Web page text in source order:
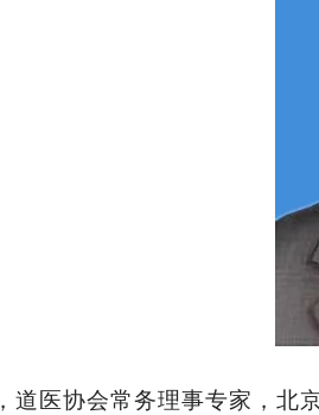
，道医协会常务理事专家，北